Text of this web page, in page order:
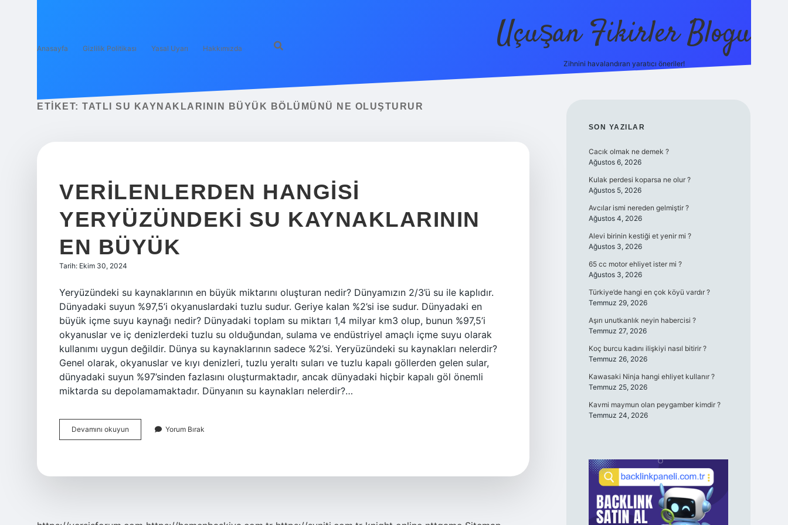
Anasayfa Gizlilik Politikası Yasal Uyarı Hakkımızda Uçuşan Fikirler Blogu
Zihnini havalandıran yaratıcı öneriler!
ETIKET: TATLI SU KAYNAKLARININ BÜYÜK BÖLÜMÜNÜ NE OLUŞTURUR
VERILENLERDEN HANGISI
YERYÜZÜNDEKI SU KAYNAKLARININ
EN BÜYÜK
Tarih: Ekim 30, 2024
Yeryüzündeki su kaynaklarının en büyük miktarını oluşturan nedir? Dünyamızın 2/3’ü su ile kaplıdır.
Dünyadaki suyun %97,5’i okyanuslardaki tuzlu sudur. Geriye kalan %2’si ise sudur. Dünyadaki en
büyük içme suyu kaynağı nedir? Dünyadaki toplam su miktarı 1,4 milyar km3 olup, bunun %97,5’i
okyanuslar ve iç denizlerdeki tuzlu su olduğundan, sulama ve endüstriyel amaçlı içme suyu olarak
kullanımı uygun değildir. Dünya su kaynaklarının sadece %2’si. Yeryüzündeki su kaynakları nelerdir?
Genel olarak, okyanuslar ve kıyı denizleri, tuzlu yeraltı suları ve tuzlu kapalı göllerden gelen sular,
dünyadaki suyun %97’sinden fazlasını oluşturmaktadır, ancak dünyadaki hiçbir kapalı göl önemli
miktarda su depolamamaktadır. Dünyanın su kaynakları nelerdir?…
Devamını okuyun Verilenlerden
Hangisi
Yorum Bırak
SIDEBAR
SON YAZILAR
Cacık olmak ne demek ?
Ağustos 6, 2026
Kulak perdesi koparsa ne olur ?
Ağustos 5, 2026
Avcılar ismi nereden gelmiştir ?
Ağustos 4, 2026
Alevi birinin kestiği et yenir mi ?
Ağustos 3, 2026
65 cc motor ehliyet ister mi ?
Ağustos 3, 2026
Türkiye’de hangi en çok köyü vardır ?
Temmuz 29, 2026
Aşırı unutkanlık neyin habercisi ?
Temmuz 27, 2026
Koç burcu kadını ilişkiyi nasıl bitirir ?
Temmuz 26, 2026
Kawasaki Ninja hangi ehliyet kullanır ?
Temmuz 25, 2026
Kavmi maymun olan peygamber kimdir ?
Temmuz 24, 2026